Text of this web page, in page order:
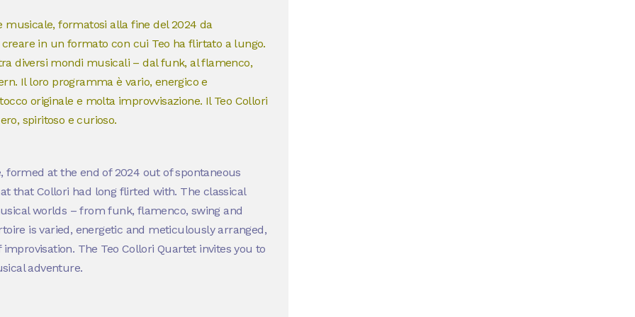
formatosi alla fine del 2024 da
in un formato con cui Teo ha flirtato a lungo.
diversi mondi musicali – dal funk, al flamenco,
Il loro programma è vario, energico e
originale e molta improvvisazione. Il Teo Collori
spiritoso e curioso.
formed at the end of 2024 out of spontaneous
that Collori had long flirted with. The classical
worlds – from funk, flamenco, swing and
is varied, energetic and meticulously arranged,
The Teo Collori Quartet invites you to
adventure.